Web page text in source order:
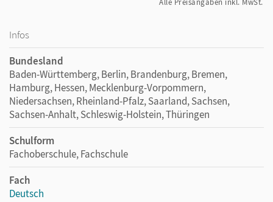
Infos
Bundesland
Baden-Württemberg, Berlin, Brandenburg, Bremen,
Hamburg, Hessen, Mecklenburg-Vorpommern,
Niedersachsen, Rheinland-Pfalz, Saarland, Sachsen,
Sachsen-Anhalt, Schleswig-Holstein, Thüringen
Schulform
Fachoberschule, Fachschule
Fach
Deutsch